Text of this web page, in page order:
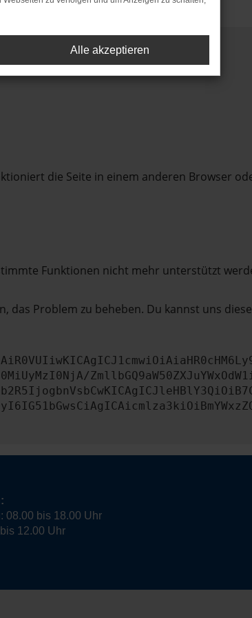
die Seite in einem anderen Browser
Funktionen nicht mehr unterstützt
Problem zu beheben. Du kannst uns
08.00 bis 18.00 Uhr
12.00 Uhr
Alle akzeptieren